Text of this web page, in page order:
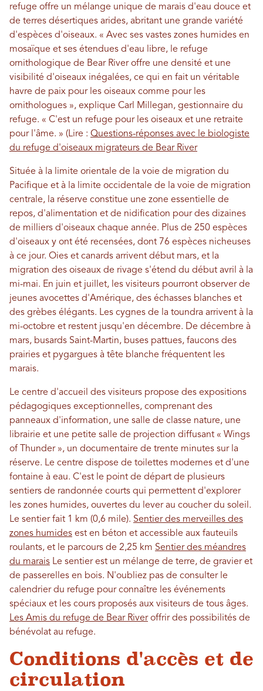
refuge offre un mélange unique de marais d'eau douce et
de terres désertiques arides, abritant une grande variété
d'espèces d'oiseaux. « Avec ses vastes zones humides en
mosaïque et ses étendues d'eau libre, le refuge
ornithologique de Bear River offre une densité et une
visibilité d'oiseaux inégalées, ce qui en fait un véritable
havre de paix pour les oiseaux comme pour les
ornithologues », explique Carl Millegan, gestionnaire du
refuge. « C'est un refuge pour les oiseaux et une retraite
pour l'âme. » (Lire : Questions-réponses avec le biologiste
du refuge d'oiseaux migrateurs de Bear River
Située à la limite orientale de la voie de migration du
Pacifique et à la limite occidentale de la voie de migration
centrale, la réserve constitue une zone essentielle de
repos, d'alimentation et de nidification pour des dizaines
de milliers d'oiseaux chaque année. Plus de 250 espèces
d'oiseaux y ont été recensées, dont 76 espèces nicheuses
à ce jour. Oies et canards arrivent début mars, et la
migration des oiseaux de rivage s'étend du début avril à la
mi-mai. En juin et juillet, les visiteurs pourront observer de
jeunes avocettes d'Amérique, des échasses blanches et
des grèbes élégants. Les cygnes de la toundra arrivent à la
mi-octobre et restent jusqu'en décembre. De décembre à
mars, busards Saint-Martin, buses pattues, faucons des
prairies et pygargues à tête blanche fréquentent les
marais.
Le centre d'accueil des visiteurs propose des expositions
pédagogiques exceptionnelles, comprenant des
panneaux d'information, une salle de classe nature, une
librairie et une petite salle de projection diffusant « Wings
of Thunder », un documentaire de trente minutes sur la
réserve. Le centre dispose de toilettes modernes et d'une
fontaine à eau. C'est le point de départ de plusieurs
sentiers de randonnée courts qui permettent d'explorer
les zones humides, ouvertes du lever au coucher du soleil.
Le sentier fait 1 km (0,6 mile). Sentier des merveilles des
zones humides est en béton et accessible aux fauteuils
roulants, et le parcours de 2,25 km Sentier des méandres
du marais Le sentier est un mélange de terre, de gravier et
de passerelles en bois. N'oubliez pas de consulter le
calendrier du refuge pour connaître les événements
spéciaux et les cours proposés aux visiteurs de tous âges.
Les Amis du refuge de Bear Riveroffrir des possibilités de
bénévolat au refuge.
Conditions d'accès et de
circulation